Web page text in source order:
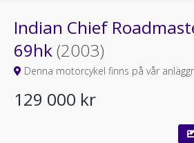
Indian Chief
69hk(2003)
Denna motorcykel finns på vår
129 000 kr